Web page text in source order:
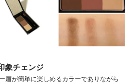
象チェンジ
眉が簡単に楽しめるカラーでありながら